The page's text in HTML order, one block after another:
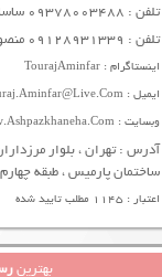
تلفن : 09378003488 ساسان پرتو
تلفن : 09128931339 منصور امین فر
اینستاگرام : TourajAminfar
ایمیل : Touraj.Aminfar@Live.Com
وبسایت : Www.Ashpazkhaneha.Com
ساختمان پارمیس ، طبقه چهارم ،
اعتبار : 1145 مطلب تایید شده
بهترین